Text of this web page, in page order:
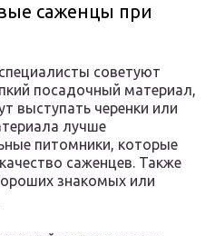
саженцы при
советуют
посадочный материал,
выступать черенки или
лучше
питомники, которые
саженцев. Также
знакомых или